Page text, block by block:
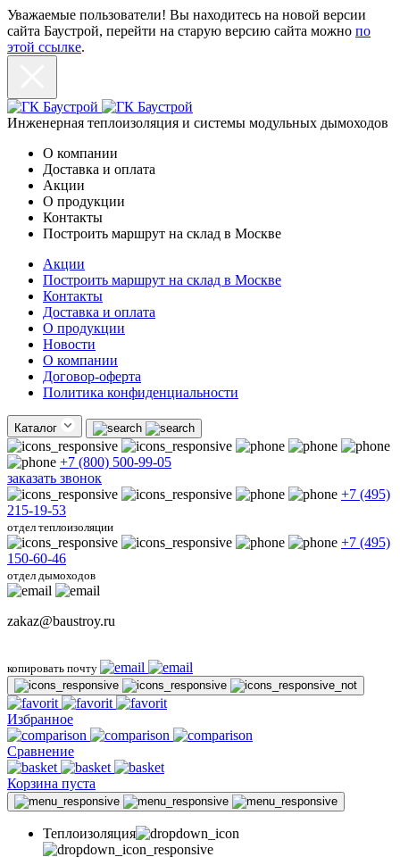
Уважаемые пользователи! Вы находитесь на новой версии
сайта Баустрой, перейти на старую версию сайта можно по
этой ссылке.
Инженерная теплоизоляция и системы модульных дымоходов
О компании
Доставка и оплата
Акции
О продукции
Контакты
Построить маршрут на склад в Москве
Акции
Построить маршрут на склад в Москве
Контакты
Доставка и оплата
О продукции
Новости
О компании
Договор-оферта
Политика конфиденциальности
Каталог
+7 (800) 500-99-05
заказать звонок
+7 (495)
215-19-53
отдел теплоизоляции
+7 (495)
150-60-46
отдел дымоходов
zakaz@baustroy.ru
копировать почту
Избранное
Сравнение
Корзина пуста
Теплоизоляция